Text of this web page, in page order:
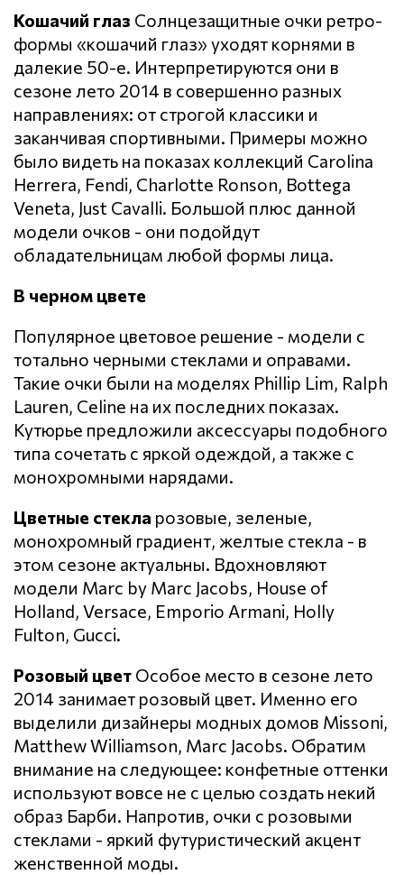
Кошачий глаз Солнцезащитные очки ретро-
формы «кошачий глаз» уходят корнями в
далекие 50-е. Интерпретируются они в
сезоне лето 2014 в совершенно разных
направлениях: от строгой классики и
заканчивая спортивными. Примеры можно
было видеть на показах коллекций Carolina
Herrera, Fendi, Charlotte Ronson, Bottega
Veneta, Just Cavalli. Большой плюс данной
модели очков - они подойдут
обладательницам любой формы лица.
В черном цвете
Популярное цветовое решение - модели с
тотально черными стеклами и оправами.
Такие очки были на моделях Phillip Lim, Ralph
Lauren, Celine на их последних показах.
Кутюрье предложили аксессуары подобного
типа сочетать с яркой одеждой, а также с
монохромными нарядами.
Цветные стекла розовые, зеленые,
монохромный градиент, желтые стекла - в
этом сезоне актуальны. Вдохновляют
модели Marc by Marc Jacobs, House of
Holland, Versace, Emporio Armani, Holly
Fulton, Gucci.
Розовый цвет Особое место в сезоне лето
2014 занимает розовый цвет. Именно его
выделили дизайнеры модных домов Missoni,
Matthew Williamson, Marc Jacobs. Обратим
внимание на следующее: конфетные оттенки
используют вовсе не с целью создать некий
образ Барби. Напротив, очки с розовыми
стеклами - яркий футуристический акцент
женственной моды.